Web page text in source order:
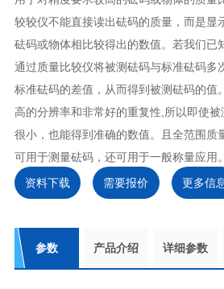
较较仪不能直接读出砝码的质量，而是显
砝码或物体相比较得出的数值。若我们已
通过质量比较仪将被测砝码与标准砝码多
标准砝码的差值，从而得到被测砝码的值
高的分辨率和非常好的重复性,所以即使
很小，也能得到准确的数值。且全范围质
可用于测量砝码，还可用于一般称量应用。
资料下载
需要报价 更多信
参数 产品介绍 详细参数